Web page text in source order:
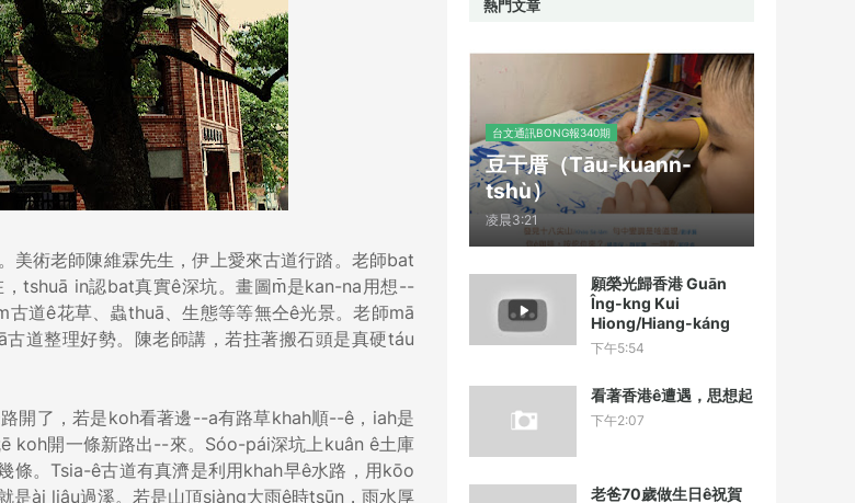
術老師陳維霖先生，伊上愛來古道行踏。老師bat
tshuā in認bat真實ê深坑。畫圖m̄是kan-na用想--
道ê花草、蟲thuā、生態等等無仝ê光景。老師mā
道整理好勢。陳老師講，若拄著搬石頭是真硬táu
開了，若是koh看著邊--a有路草khah順--ê，iah是
koh開一條新路出--來。Sóo-pái深坑上kuân ê土庫
條。Tsia-ê古道有真濟是利用khah早ê水路，用kōo
ài liâu過溪。若是山頂siàng大雨ê時tsūn，雨水厚
熱門文章
台文通訊BONG報340期
豆干厝（Tāu-kuann-
tshù）
凌晨3:21
願榮光歸香港 Guān
Îng-kng Kui
Hiong/Hiang-káng
下午5:54
看著香港ê遭遇，思想起
下午2:07
老爸70歲做生日ê祝賀